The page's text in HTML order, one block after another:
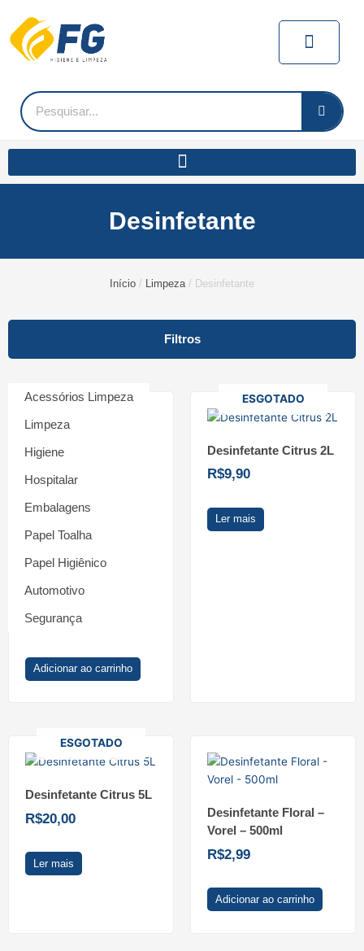
para
conteúdo
Pesquisar
Desinfetante
Início / Limpeza / Desinfetante
Filtros
Acessórios Limpeza
Limpeza
Higiene
Hospitalar
Embalagens
Papel Toalha
Papel Higiênico
Automotivo
Segurança
Desinfetante – Vorel
R$13,90
Adicionar ao carrinho
ESGOTADO
Desinfetante Citrus 2L
R$9,90
Ler mais
ESGOTADO
Desinfetante Citrus 5L
R$20,00
Ler mais
Desinfetante Floral –
Vorel – 500ml
R$2,99
Adicionar ao carrinho